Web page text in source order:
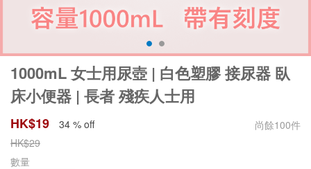
1000mL 女士用尿壺 | 白色塑膠 接尿器 臥
床小便器 | 長者 殘疾人士用
HK$19 34 % off 尚餘100件
HK$29
數量